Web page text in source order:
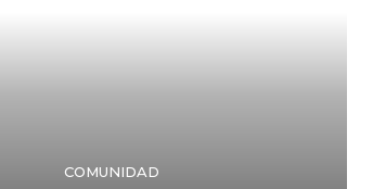
COMUNIDAD